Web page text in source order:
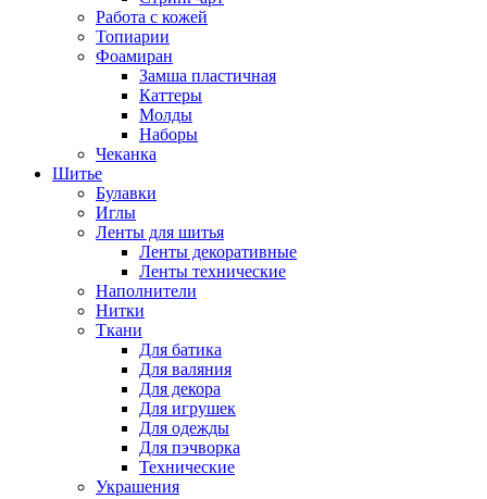
Работа с кожей
Топиарии
Фоамиран
Замша пластичная
Каттеры
Молды
Наборы
Чеканка
Шитье
Булавки
Иглы
Ленты для шитья
Ленты декоративные
Ленты технические
Наполнители
Нитки
Ткани
Для батика
Для валяния
Для декора
Для игрушек
Для одежды
Для пэчворка
Технические
Украшения